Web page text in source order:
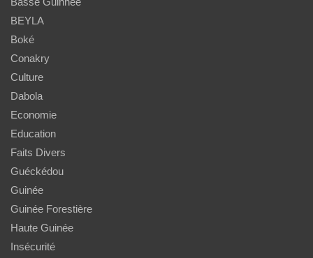
BEYLA
Boké
Conakry
Culture
Dabola
Economie
Education
Faits Divers
Guéckédou
Guinée
Guinée Forestière
Haute Guinée
Insécurité